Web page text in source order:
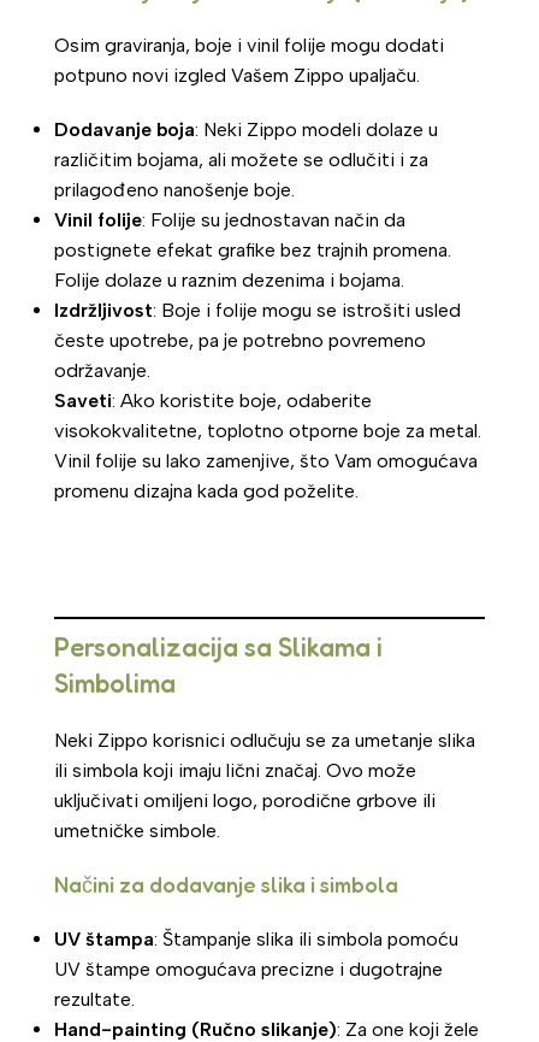
Osim graviranja, boje i vinil folije mogu dodati
potpuno novi izgled Vašem Zippo upaljaču.
Dodavanje boja: Neki Zippo modeli dolaze u
različitim bojama, ali možete se odlučiti i za
prilagođeno nanošenje boje.
Vinil folije: Folije su jednostavan način da
postignete efekat grafike bez trajnih promena.
Folije dolaze u raznim dezenima i bojama.
Izdržljivost: Boje i folije mogu se istrošiti usled
česte upotrebe, pa je potrebno povremeno
održavanje.
Saveti: Ako koristite boje, odaberite
visokokvalitetne, toplotno otporne boje za metal.
Vinil folije su lako zamenjive, što Vam omogućava
promenu dizajna kada god poželite.
Personalizacija sa Slikama i
Simbolima
Neki Zippo korisnici odlučuju se za umetanje slika
ili simbola koji imaju lični značaj. Ovo može
uključivati omiljeni logo, porodične grbove ili
umetničke simbole.
Načini za dodavanje slika i simbola
UV štampa: Štampanje slika ili simbola pomoću
UV štampe omogućava precizne i dugotrajne
rezultate.
Hand-painting (Ručno slikanje): Za one koji žele